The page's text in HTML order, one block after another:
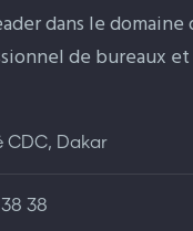
dans le domaine
de bureaux et
CDC, Dakar
38